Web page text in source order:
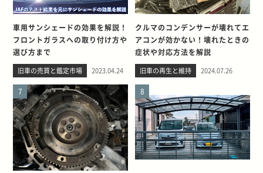
車用サンシェードの効果を解説！
フロントガラスへの取り付け方や
選び方まで
旧車の売買と鑑定市場 2023.04.24
クルマのコンデンサーが壊れてエ
アコンが効かない！壊れたときの
症状や対応方法を解説
旧車の再生と維持 2024.07.26
7 8